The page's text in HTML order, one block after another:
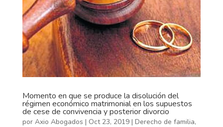
Momento en que se produce la disolución del
régimen económico matrimonial en los supuestos
de cese de convivencia y posterior divorcio
por Axio Abogados | Oct 23, 2019| Derecho de familia,